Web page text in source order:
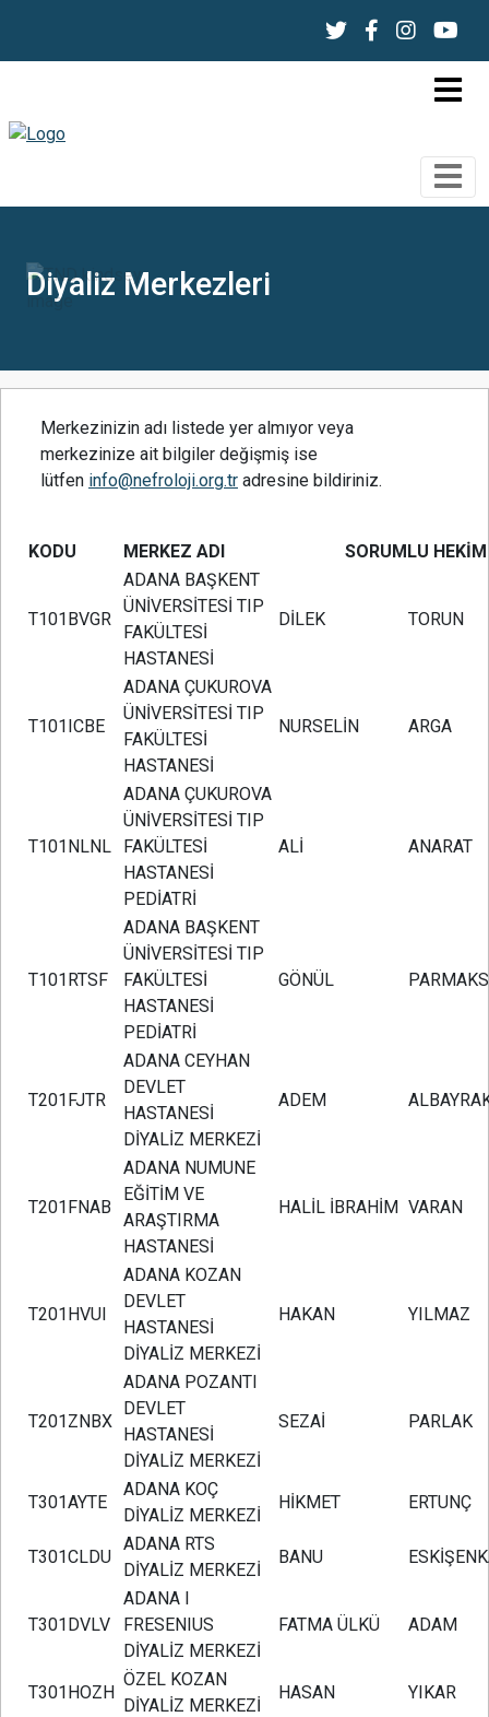
Diyaliz Merkezleri
Merkezinizin adı listede yer almıyor veya
merkezinize ait bilgiler değişmiş ise
lütfen info@nefroloji.org.tr adresine bildiriniz.
KODU MERKEZ ADI SORUMLU HEKİM
T101BVGR
ADANA BAŞKENT
ÜNİVERSİTESİ TIP
FAKÜLTESİ
HASTANESİ
DİLEK TORUN
T101ICBE
ADANA ÇUKUROVA
ÜNİVERSİTESİ TIP
FAKÜLTESİ
HASTANESİ
NURSELİN ARGA
T101NLNL
ADANA ÇUKUROVA
ÜNİVERSİTESİ TIP
FAKÜLTESİ
HASTANESİ
PEDİATRİ
ALİ ANARAT
T101RTSF
ADANA BAŞKENT
ÜNİVERSİTESİ TIP
FAKÜLTESİ
HASTANESİ
PEDİATRİ
GÖNÜL
T201FJTR
ADANA CEYHAN
DEVLET
HASTANESİ
DİYALİZ MERKEZİ
ADEM
T201FNAB
ADANA NUMUNE
EĞİTİM VE
ARAŞTIRMA
HASTANESİ
HALİL İBRAHİM VARAN
T201HVUI
ADANA KOZAN
DEVLET
HASTANESİ
DİYALİZ MERKEZİ
HAKAN YILMAZ
T201ZNBX
ADANA POZANTI
DEVLET
HASTANESİ
DİYALİZ MERKEZİ
SEZAİ PARLAK
T301AYTE
ADANA KOÇ
DİYALİZ MERKEZİ
HİKMET ERTUNÇ
T301CLDU
ADANA RTS
DİYALİZ MERKEZİ
BANU
T301DVLV
ADANA I
FRESENIUS
DİYALİZ MERKEZİ
FATMA ÜLKÜ ADAM
T301HOZH
ÖZEL KOZAN
DİYALİZ MERKEZİ
HASAN YIKAR